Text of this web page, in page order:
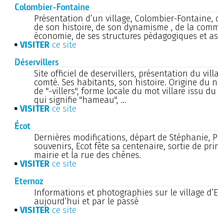
Colombier-Fontaine
Présentation d’un village, Colombier-Fontaine,
de son histoire, de son dynamisme , de la
économie, de ses structures pédagogiques et
VISITER ce site
Déservillers
Site officiel de deservillers, présentation du
comté. Ses habitants, son histoire. Origine du
de "-villers", forme locale du mot villare issu
qui signifie "hameau", ...
VISITER ce site
Écot
Dernières modifications, départ de Stéphanie,
souvenirs, Ecot fête sa centenaire, sortie de
mairie et la rue des chênes.
VISITER ce site
Eternoz
Informations et photographies sur le village
aujourd’hui et par le passé
VISITER ce site